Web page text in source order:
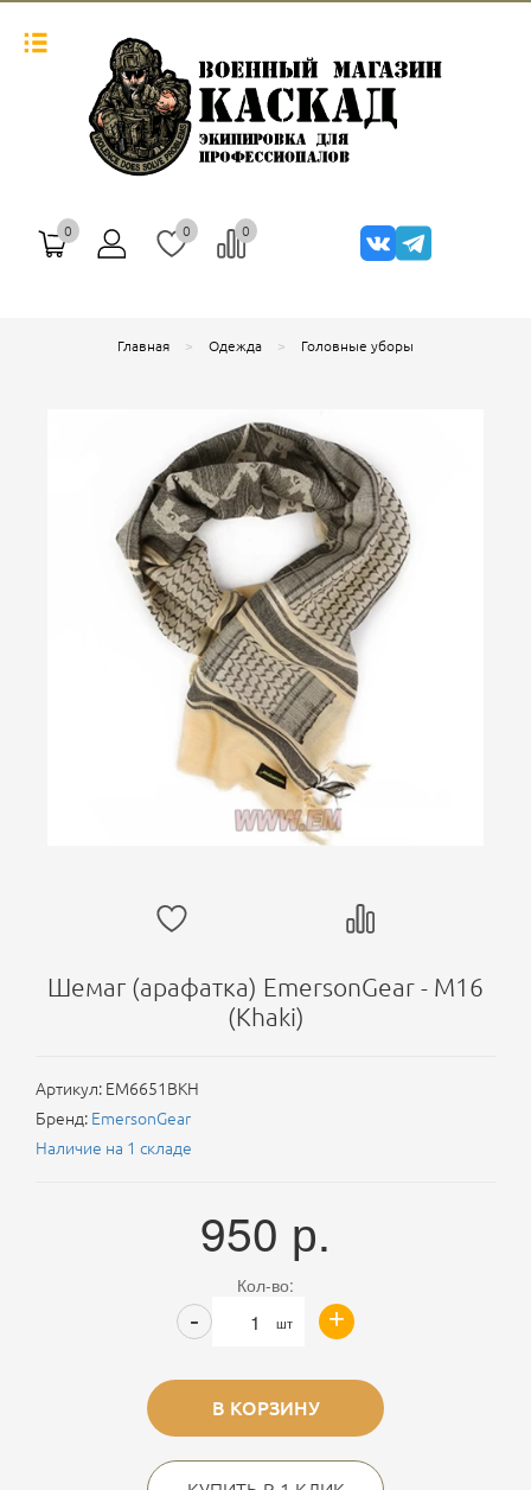
0 0 0
Главная Одежда Головные уборы
Шемаг (арафатка) EmersonGear - M16
(Khaki)
Артикул: EM6651BKH
Бренд: EmersonGear
Наличие на 1 складе
950 р.
Кол-во:
шт +
-
В КОРЗИНУ